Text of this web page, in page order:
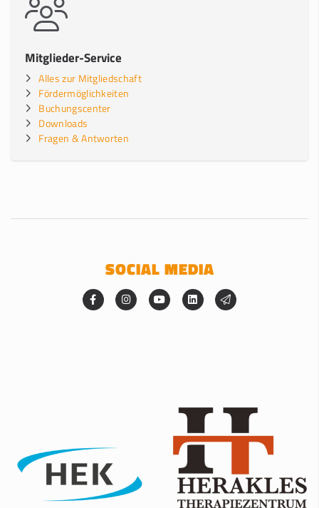
Mitglieder-Service
Alles zur Mitgliedschaft
Fördermöglichkeiten
Buchungscenter
Downloads
Fragen & Antworten
SOCIAL MEDIA